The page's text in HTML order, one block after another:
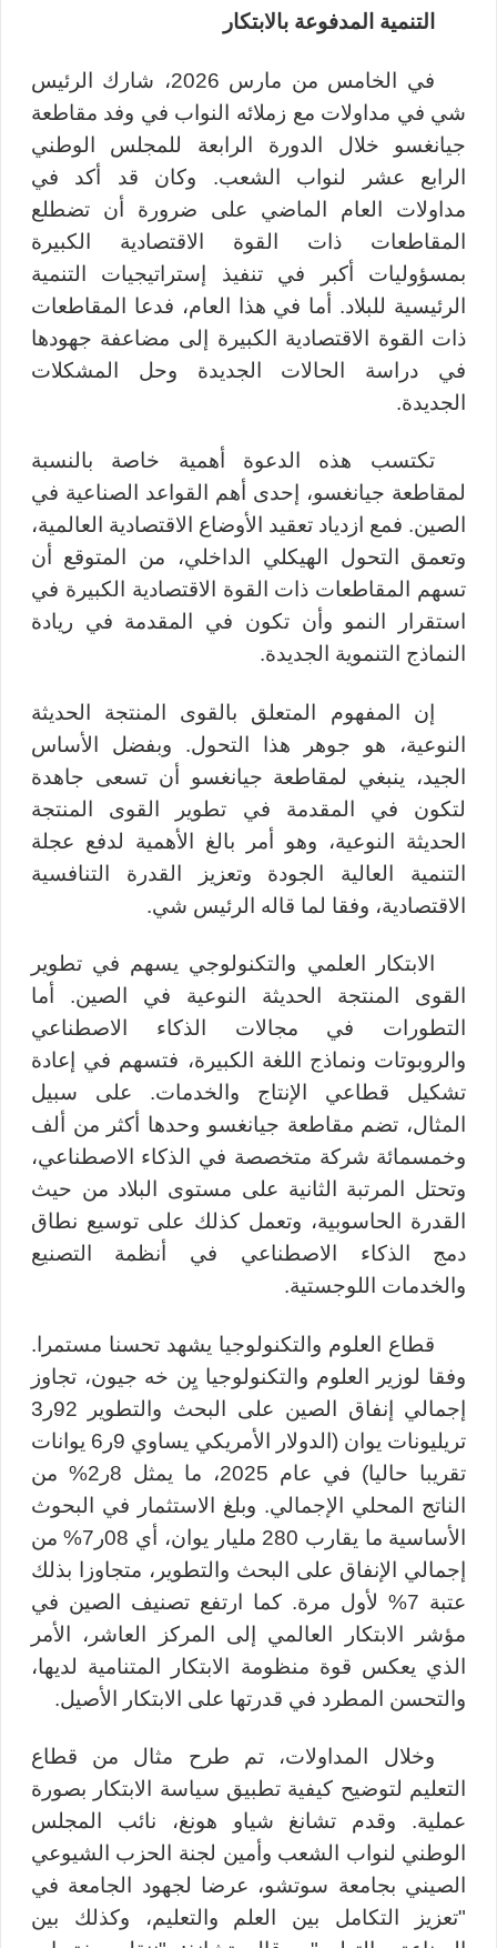
التنمية المدفوعة بالابتكار
في الخامس من مارس 2026، شارك الرئيس
شي في مداولات مع زملائه النواب في وفد مقاطعة
جيانغسو خلال الدورة الرابعة للمجلس الوطني
الرابع عشر لنواب الشعب. وكان قد أكد في
مداولات العام الماضي على ضرورة أن تضطلع
المقاطعات ذات القوة الاقتصادية الكبيرة
بمسؤوليات أكبر في تنفيذ إستراتيجيات التنمية
الرئيسية للبلاد. أما في هذا العام، فدعا المقاطعات
ذات القوة الاقتصادية الكبيرة إلى مضاعفة جهودها
في دراسة الحالات الجديدة وحل المشكلات
الجديدة.
تكتسب هذه الدعوة أهمية خاصة بالنسبة
لمقاطعة جيانغسو، إحدى أهم القواعد الصناعية في
الصين. فمع ازدياد تعقيد الأوضاع الاقتصادية العالمية،
وتعمق التحول الهيكلي الداخلي، من المتوقع أن
تسهم المقاطعات ذات القوة الاقتصادية الكبيرة في
استقرار النمو وأن تكون في المقدمة في ريادة
النماذج التنموية الجديدة.
إن المفهوم المتعلق بالقوى المنتجة الحديثة
النوعية، هو جوهر هذا التحول. وبفضل الأساس
الجيد، ينبغي لمقاطعة جيانغسو أن تسعى جاهدة
لتكون في المقدمة في تطوير القوى المنتجة
الحديثة النوعية، وهو أمر بالغ الأهمية لدفع عجلة
التنمية العالية الجودة وتعزيز القدرة التنافسية
الاقتصادية، وفقا لما قاله الرئيس شي.
الابتكار العلمي والتكنولوجي يسهم في تطوير
القوى المنتجة الحديثة النوعية في الصين. أما
التطورات في مجالات الذكاء الاصطناعي
والروبوتات ونماذج اللغة الكبيرة، فتسهم في إعادة
تشكيل قطاعي الإنتاج والخدمات. على سبيل
المثال، تضم مقاطعة جيانغسو وحدها أكثر من ألف
وخمسمائة شركة متخصصة في الذكاء الاصطناعي،
وتحتل المرتبة الثانية على مستوى البلاد من حيث
القدرة الحاسوبية، وتعمل كذلك على توسيع نطاق
دمج الذكاء الاصطناعي في أنظمة التصنيع
والخدمات اللوجستية.
قطاع العلوم والتكنولوجيا يشهد تحسنا مستمرا.
وفقا لوزير العلوم والتكنولوجيا يِن خه جيون، تجاوز
إجمالي إنفاق الصين على البحث والتطوير 92ر3
تريليونات يوان (الدولار الأمريكي يساوي 9ر6 يوانات
تقريبا حاليا) في عام 2025، ما يمثل 8ر2% من
الناتج المحلي الإجمالي. وبلغ الاستثمار في البحوث
الأساسية ما يقارب 280 مليار يوان، أي 08ر7% من
إجمالي الإنفاق على البحث والتطوير، متجاوزا بذلك
عتبة 7% لأول مرة. كما ارتفع تصنيف الصين في
مؤشر الابتكار العالمي إلى المركز العاشر، الأمر
الذي يعكس قوة منظومة الابتكار المتنامية لديها،
والتحسن المطرد في قدرتها على الابتكار الأصيل.
وخلال المداولات، تم طرح مثال من قطاع
التعليم لتوضيح كيفية تطبيق سياسة الابتكار بصورة
عملية. وقدم تشانغ شياو هونغ، نائب المجلس
الوطني لنواب الشعب وأمين لجنة الحزب الشيوعي
الصيني بجامعة سوتشو، عرضا لجهود الجامعة في
"تعزيز التكامل بين العلم والتعليم، وكذلك بين